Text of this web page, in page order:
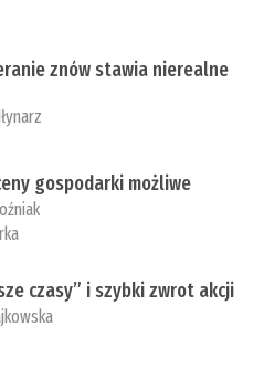
znów stawia nierealne
gospodarki możliwe
czasy” i szybki zwrot akcji